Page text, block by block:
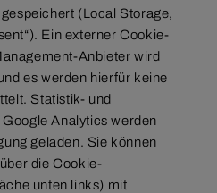
(Local Storage,
Ein externer Cookie-
Anbieter wird
es werden hierfür keine
Statistik- und
Analytics werden
geladen. Sie können
die Cookie-
unten links) mit